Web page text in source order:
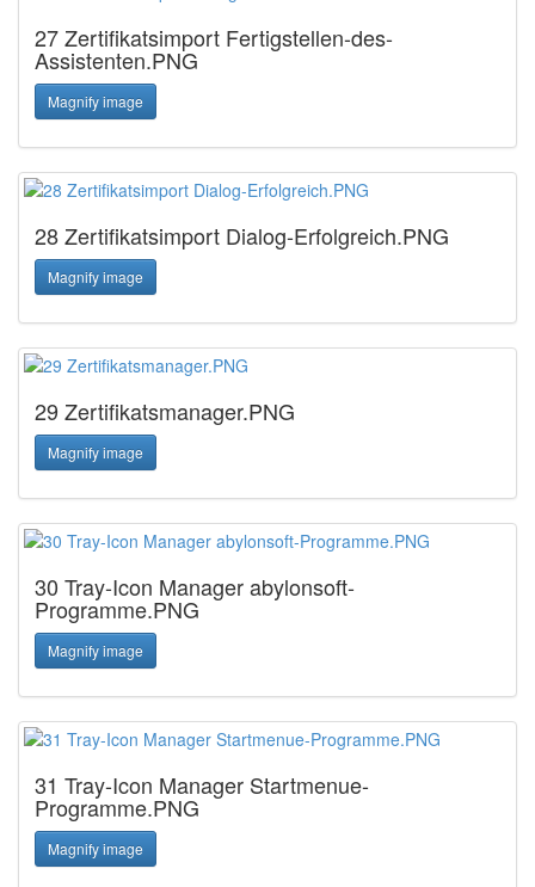
27 Zertifikatsimport Fertigstellen-des-
Assistenten.PNG
Magnify image
28 Zertifikatsimport Dialog-Erfolgreich.PNG
Magnify image
29 Zertifikatsmanager.PNG
Magnify image
30 Tray-Icon Manager abylonsoft-
Programme.PNG
Magnify image
31 Tray-Icon Manager Startmenue-
Programme.PNG
Magnify image